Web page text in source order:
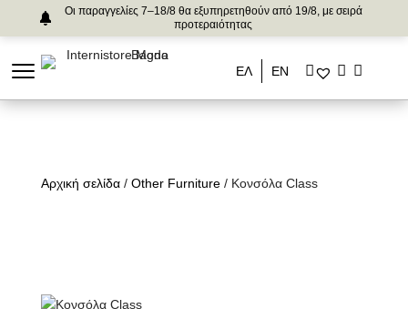
Οι παραγγελίες 7–18/8 θα εξυπηρετηθούν από 19/8, με σειρά
προτεραιότητας
ΕΛ ΕΝ
Αρχική σελίδα/ Other Furniture/ Κονσόλα Class